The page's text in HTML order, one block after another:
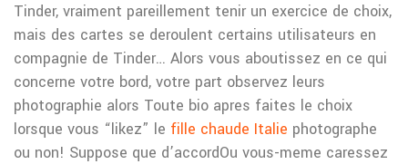
Tinder, vraiment pareillement tenir un exercice de choix,
mais des cartes se deroulent certains utilisateurs en
compagnie de Tinder… Alors vous aboutissez en ce qui
concerne votre bord, votre part observez leurs
photographie alors Toute bio apres faites le choix
lorsque vous “likez” le fille chaude Italie photographe
ou non! Suppose que d’accordOu vous-meme caressez